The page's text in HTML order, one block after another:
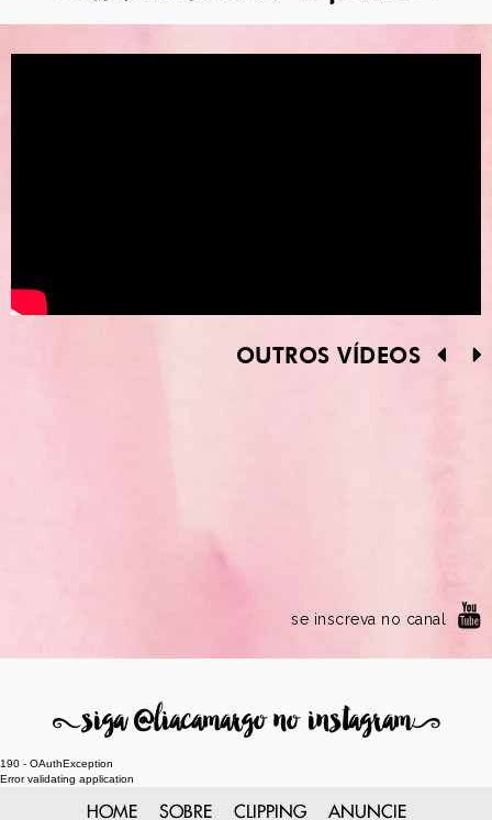
OUTROS VÍDEOS
se inscreva no canal
8siga @liacamargo no instagram9
190 - OAuthException
Error validating application
HOME SOBRE CLIPPING ANUNCIE